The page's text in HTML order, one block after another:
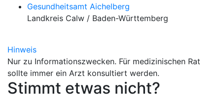
Gesundheitsamt Aichelberg
Landkreis Calw / Baden-Württemberg
Hinweis
Nur zu Informationszwecken. Für medizinischen Rat
sollte immer ein Arzt konsultiert werden.
Stimmt etwas nicht?